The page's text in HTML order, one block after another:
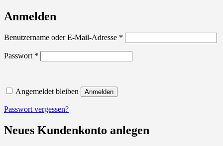
Anmelden
Benutzername oder E-Mail-Adresse *
Passwort *
Angemeldet bleiben Anmelden
Passwort vergessen?
Neues Kundenkonto anlegen